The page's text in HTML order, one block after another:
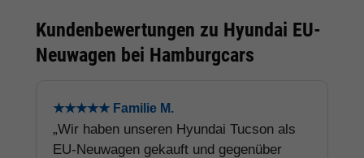
Kundenbewertungen zu Hyundai EU-
Neuwagen bei Hamburgcars
★★★★★ Familie M.
„Wir haben unseren Hyundai Tucson als
EU-Neuwagen gekauft und gegenüber